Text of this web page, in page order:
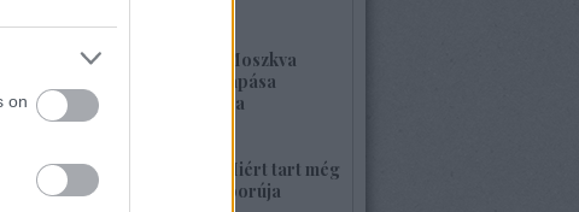
on
1420. BEKIÁLTÁS: Moszkva
nagyerejű válaszcsapása
ukrajnai célpontokra
2026. május 24. 13:48
1419. BEKIÁLTÁS: Miért tart még
sokáig a Nyugat háborúja